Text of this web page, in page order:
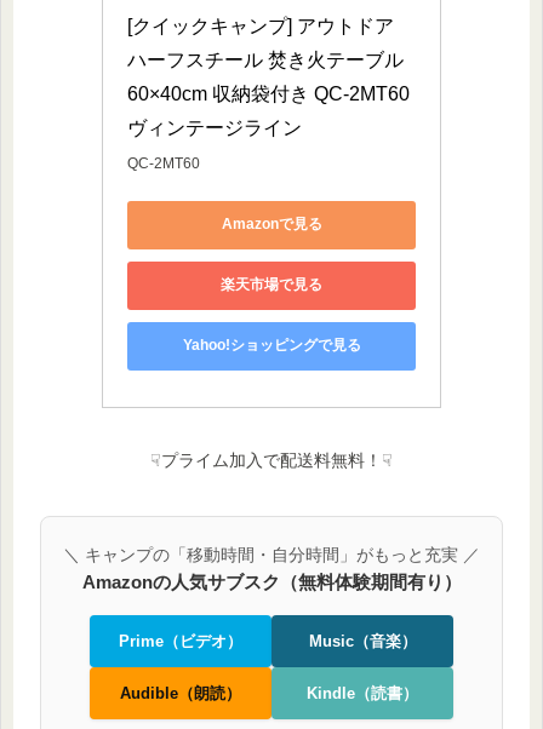
[クイックキャンプ] アウトドア
ハーフスチール 焚き火テーブル
60×40cm 収納袋付き QC-2MT60
ヴィンテージライン
QC-2MT60
Amazonで見る
楽天市場で見る
Yahoo!ショッピングで見る
☟プライム加入で配送料無料！☟
＼ キャンプの「移動時間・自分時間」がもっと充実 ／
Amazonの人気サブスク（無料体験期間有り）
Prime（ビデオ） Music（音楽）
Audible（朗読） Kindle（読書）